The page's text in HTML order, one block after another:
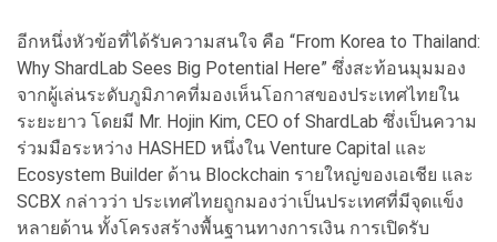
อีกหนึ่งหัวข้อที่ได้รับความสนใจ คือ “From Korea to Thailand:
Why ShardLab Sees Big Potential Here” ซึ่งสะท้อนมุมมอง
จากผู้เล่นระดับภูมิภาคที่มองเห็นโอกาสของประเทศไทยใน
ระยะยาว โดยมี Mr. Hojin Kim, CEO of ShardLab ซึ่งเป็นความ
ร่วมมือระหว่าง HASHED หนึ่งใน Venture Capital และ
Ecosystem Builder ด้าน Blockchain รายใหญ่ของเอเชีย และ
SCBX กล่าวว่า ประเทศไทยถูกมองว่าเป็นประเทศที่มีจุดแข็ง
หลายด้าน ทั้งโครงสร้างพื้นฐานทางการเงิน การเปิดรับ